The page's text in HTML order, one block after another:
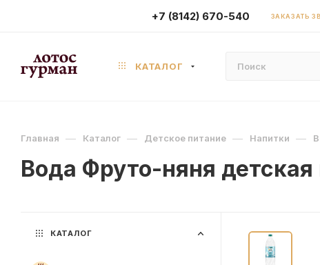
+7 (8142) 670-540 ЗАКАЗАТЬ
КАТАЛОГ
Главная — Каталог — Детское питание — Напитки —
Вода Фруто-няня детская
КАТАЛОГ